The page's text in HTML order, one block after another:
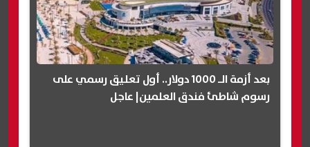
بعد أزمة الـ 1000 دولار.. أول تعليق رسمي على
رسوم شاطئ فندق العلمين| عاجل